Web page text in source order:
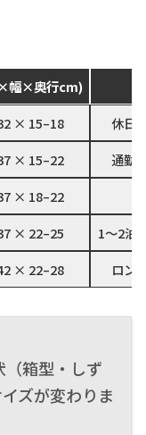
幅×奥行cm)
× 15–18
休日
× 15–22
通勤
× 18–22
× 22–25
1〜2泊
× 22–28 ロン
箱型・しず
ズが変わりま